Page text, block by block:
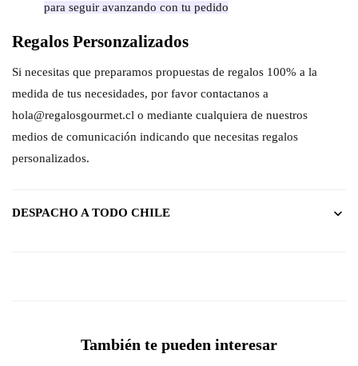
para seguir avanzando con tu pedido
Regalos Personzalizados
Si necesitas que preparamos propuestas de regalos 100% a la
medida de tus necesidades, por favor contactanos a
hola@regalosgourmet.cl o mediante cualquiera de nuestros
medios de comunicación indicando que necesitas regalos
personalizados.
DESPACHO A TODO CHILE
También te pueden interesar